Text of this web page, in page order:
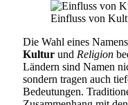
Einfluss von
Die Wahl eines
Kultur und Religion
Ländern sind Namen
sondern tragen auch
Bedeutungen.